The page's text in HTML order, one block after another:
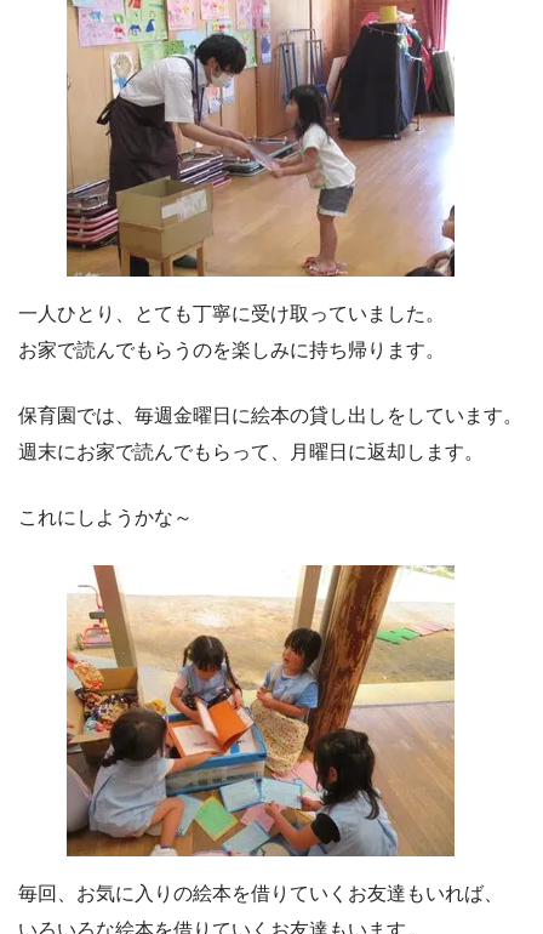
一人ひとり、とても丁寧に受け取っていました。
お家で読んでもらうのを楽しみに持ち帰ります。
保育園では、毎週金曜日に絵本の貸し出しをしています。
週末にお家で読んでもらって、月曜日に返却します。
これにしようかな～
毎回、お気に入りの絵本を借りていくお友達もいれば、
いろいろな絵本を借りていくお友達もいます。